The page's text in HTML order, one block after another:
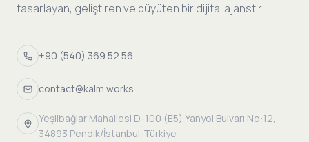
tasarlayan, geliştiren ve büyüten bir dijital ajanstır.
+90 (540) 369 52 56
contact@kalm.works
Yeşilbağlar Mahallesi D-100 (E5) Yanyol Bulvarı No:12,
34893 Pendik/İstanbul-Türkiye